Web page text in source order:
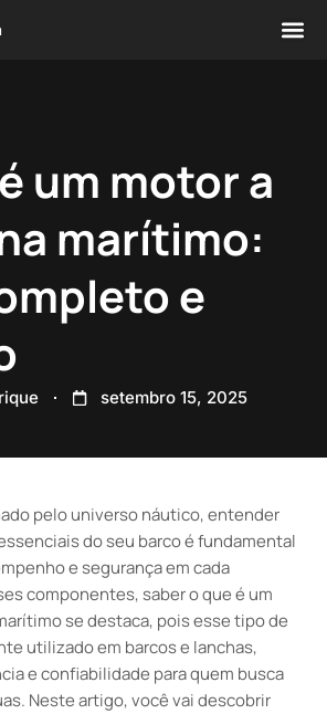
um motor a
marítimo:
e
setembro 15, 2025
pelo universo náutico, entender
do seu barco é fundamental
e segurança em cada
componentes, saber o que é um
se destaca, pois esse tipo de
utilizado em barcos e lanchas,
e confiabilidade para quem busca
Neste artigo, você vai descobrir